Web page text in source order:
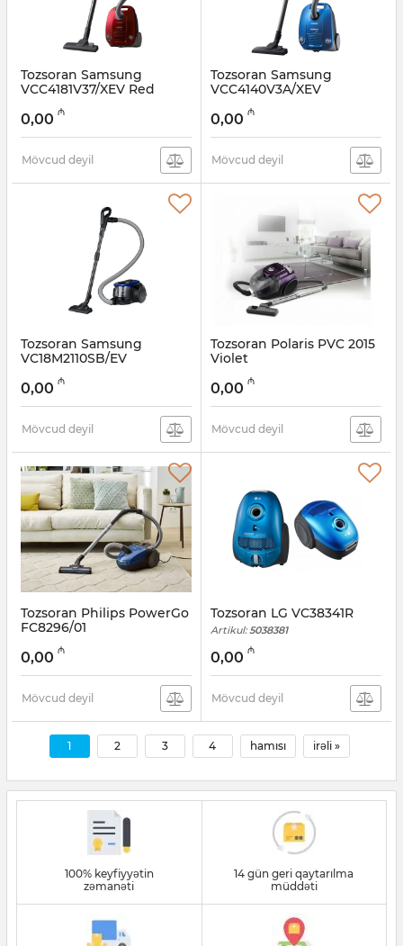
Tozsoran Samsung
VCC4181V37/XEV Red
005038543
0,00 ₼
Mövcud deyil
Tozsoran Samsung
VCC4140V3A/XEV
005038542
0,00 ₼
Mövcud deyil
Tozsoran Samsung
VC18M2110SB/EV
005038541
0,00 ₼
Mövcud deyil
Tozsoran Polaris PVC 2015
Violet
005038540
0,00 ₼
Mövcud deyil
Tozsoran Philips PowerGo
FC8296/01
005038539
0,00 ₼
Mövcud deyil
Tozsoran LG VC38341R
Artikul: 5038381
0,00 ₼
Mövcud deyil
1 2 3 4 hamısı irəli »
100% keyfiyyətin
zəmanəti
14 gün geri qaytarılma
müddəti